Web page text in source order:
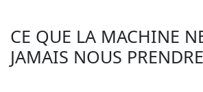
CE QUE LA MACHINE
JAMAIS NOUS PRENDRE